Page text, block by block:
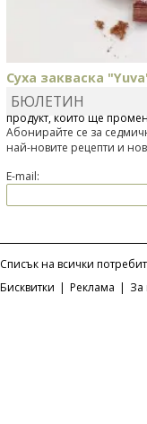
Суха закваска
Отскоро Лесафр
продукт, който ще
БЮЛЕТИН
Абонирайте се за
най-новите рецепти и
E-mail:
Списък на всички
Бисквитки | Реклама | За